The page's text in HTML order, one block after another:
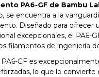
PA6-GF de Bambu
se encuentra a la
Diseñado para ofrecer
excepcionales, el PA6-
filamentos de ingeniería
GF es
lo que lo